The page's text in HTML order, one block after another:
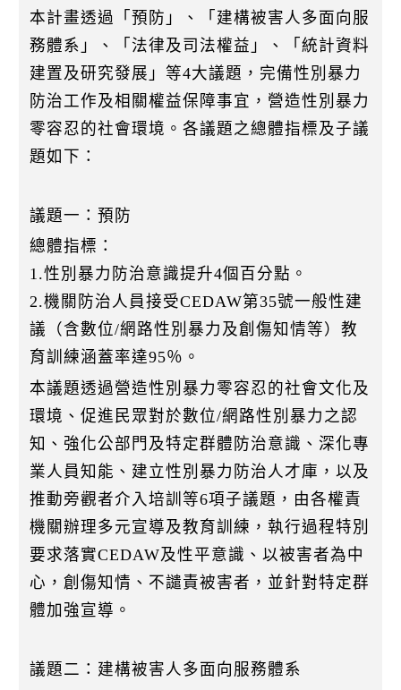
本計畫透過「預防」、「建構被害人多面向服
務體系」、「法律及司法權益」、「統計資料
建置及研究發展」等4大議題，完備性別暴力
防治工作及相關權益保障事宜，營造性別暴力
零容忍的社會環境。各議題之總體指標及子議
題如下：
議題一：預防
總體指標：
1.性別暴力防治意識提升4個百分點。
2.機關防治人員接受CEDAW第35號一般性建
議（含數位/網路性別暴力及創傷知情等）教
育訓練涵蓋率達95％。
本議題透過營造性別暴力零容忍的社會文化及
環境、促進民眾對於數位/網路性別暴力之認
知、強化公部門及特定群體防治意識、深化專
業人員知能、建立性別暴力防治人才庫，以及
推動旁觀者介入培訓等6項子議題，由各權責
機關辦理多元宣導及教育訓練，執行過程特別
要求落實CEDAW及性平意識、以被害者為中
心，創傷知情、不譴責被害者，並針對特定群
體加強宣導。
議題二：建構被害人多面向服務體系